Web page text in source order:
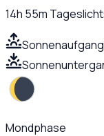
14h 55m
Sonnenaufgang
Mondphase